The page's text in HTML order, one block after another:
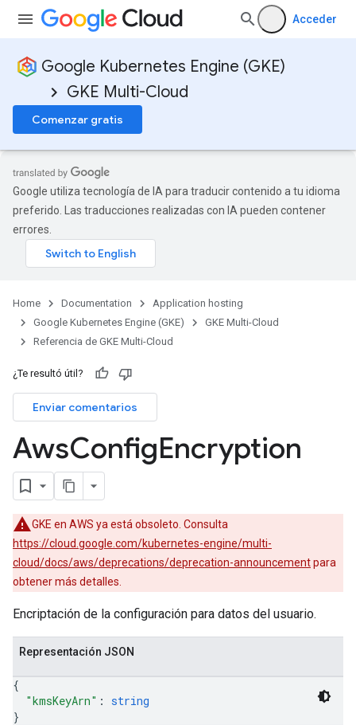
Acceder
Google Kubernetes Engine (GKE)
GKE Multi-Cloud
Comenzar gratis
Google utiliza tecnología de IA para traducir contenido a tu idioma
preferido. Las traducciones realizadas con IA pueden contener
errores.
Home Documentation
Application hosting
Google Kubernetes Engine (GKE)
GKE Multi-Cloud
Referencia de GKE Multi-Cloud
¿Te resultó útil?
Enviar comentarios
AwsConfigEncryption
GKE en AWS ya está obsoleto. Consulta
https://cloud.google.com/kubernetes-engine/multi-
cloud/docs/aws/deprecations/deprecation-announcementpara
obtener más detalles.
Encriptación de la configuración para datos del usuario.
Representación JSON
{
"kmsKeyArn" : string
}